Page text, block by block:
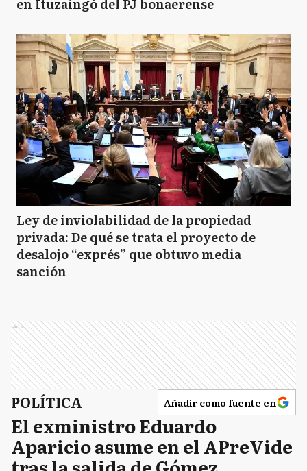
Ley de inviolabilidad de la propiedad
privada: De qué se trata el proyecto de
desalojo “exprés” que obtuvo media
sanción
Ads
POLÍTICA Añadir como fuente en
El exministro Eduardo
Aparicio asume en el APreVide